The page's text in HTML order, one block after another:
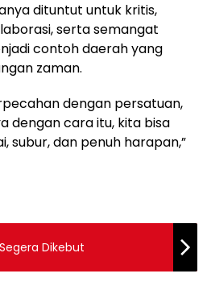
dituntut untuk kritis,
serta semangat
contoh daerah yang
zaman.
dengan persatuan,
dengan cara itu, kita bisa
subur, dan penuh harapan,”
Dikebut